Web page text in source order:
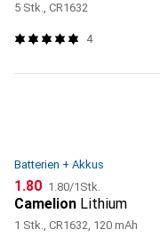
5 Stk., CR1632
4
Batterien + Akkus
CHF
1.80 CHF
1.80/1Stk.
Camelion Lithium
1 Stk., CR1632, 120 mAh